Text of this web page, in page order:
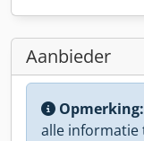
Aanbieder
Opmerking:
alle informatie